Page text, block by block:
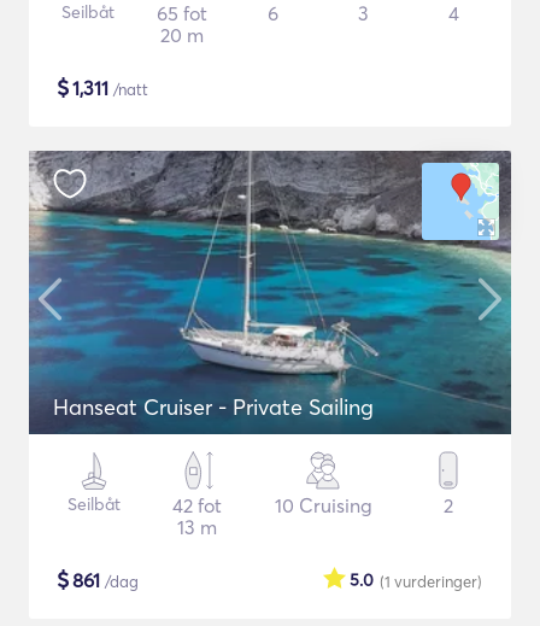
Seilbåt
65 fot
20 m
6 3 4
$1,311 /natt
Hanseat Cruiser - Private Sailing
Seilbåt
42 fot
13 m
10 Cruising 2
$861 /dag (1 vurderinger)
5.0